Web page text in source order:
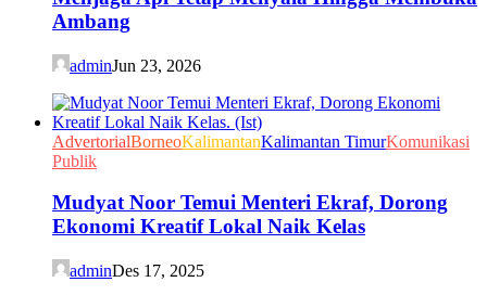
Ambang
adminJun 23, 2026
AdvertorialBorneoKalimantanKalimantan TimurKomunikasi
Publik
Mudyat Noor Temui Menteri Ekraf, Dorong
Ekonomi Kreatif Lokal Naik Kelas
adminDes 17, 2025